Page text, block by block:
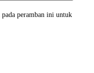
peramban ini untuk